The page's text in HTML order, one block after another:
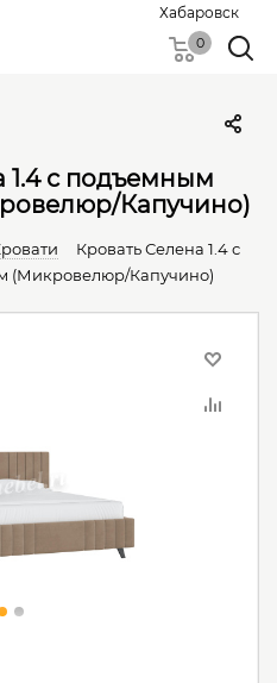
Хабаровск
0
1.4 с подъемным
Капучино)
Кровать Селена 1.4 с
(Микровелюр/Капучино)